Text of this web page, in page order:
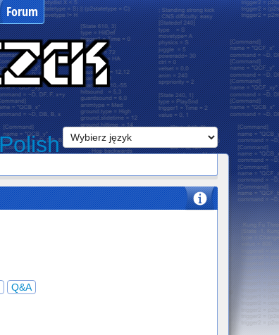
Forum
Q&A